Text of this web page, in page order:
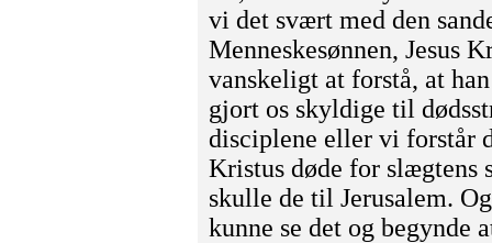
vi det svært med den
Menneskesønnen, Jesus
vanskeligt at forstå, at
gjort os skyldige til
disciplene eller vi forstår
Kristus døde for slæg­tens
skulle de til Jerusalem.
kunne se det og begynde